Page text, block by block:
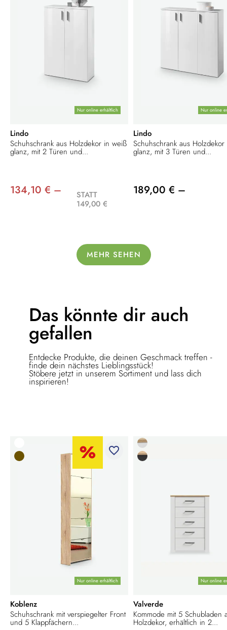
Nur online erhältlich
Lindo
Schuhschrank aus Holzdekor in weiß
glanz, mit 2 Türen und...
134,10 € –
STATT
149,00 €
Nur online
Lindo
Schuhschrank aus
glanz, mit 3 Türen und...
189,00 € –
MEHR SEHEN
Das könnte dir auch
gefallen
Entdecke Produkte, die deinen Geschmack treffen -
finde dein nächstes Lieblingsstück!
Stöbere jetzt in unserem Sortiment und lass dich
inspirieren!
Nur online erhältlich
favorite_border
Koblenz
Schuhschrank mit verspiegelter Front
und 5 Klappfächern...
Nur online
Valverde
Kommode mit 5 Schubladen
Holzdekor, erhältlich in 2...